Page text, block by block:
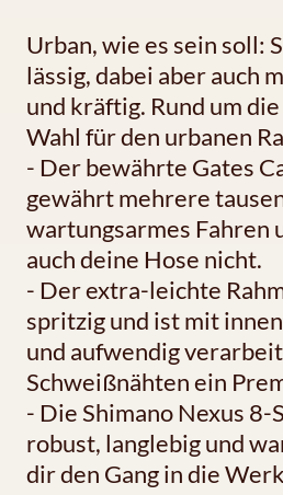
Urban, wie es sein soll:
lässig, dabei aber auch
und kräftig. Rund um
Wahl für den urbanen
- Der bewährte Gates
gewährt mehrere
wartungsarmes Fahren
auch deine Hose nicht.
- Der extra-leichte
spritzig und ist mit
und aufwendig
Schweißnähten ein
- Die Shimano Nexus 8-
robust, langlebig und
dir den Gang in die